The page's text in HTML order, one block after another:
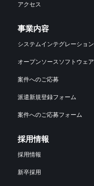
アクセス
事業内容
システムインテグレーション
オープンソースソフトウェア
案件へのご応募
派遣新規登録フォーム
案件へのご応募フォーム
採用情報
採用情報
新卒採用